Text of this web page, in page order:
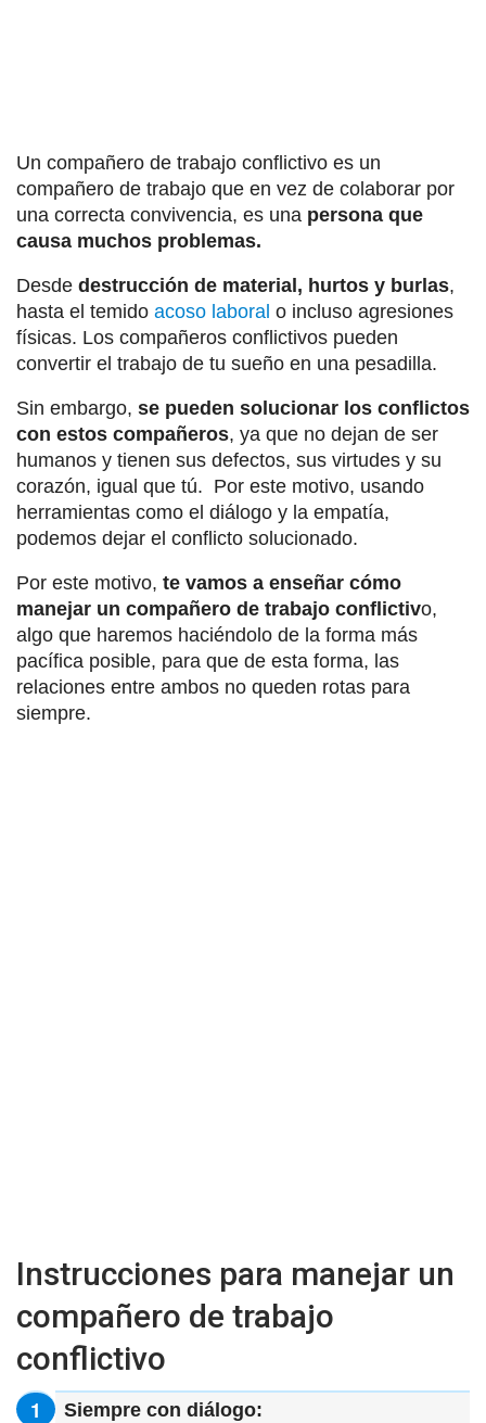
Un compañero de trabajo conflictivo es un
compañero de trabajo que en vez de colaborar por
una correcta convivencia, es una persona que
causa muchos problemas.
Desde destrucción de material, hurtos y burlas,
hasta el temido acoso laboral o incluso agresiones
físicas. Los compañeros conflictivos pueden
convertir el trabajo de tu sueño en una pesadilla.
Sin embargo, se pueden solucionar los conflictos
con estos compañeros, ya que no dejan de ser
humanos y tienen sus defectos, sus virtudes y su
corazón, igual que tú. Por este motivo, usando
herramientas como el diálogo y la empatía,
podemos dejar el conflicto solucionado.
Por este motivo, te vamos a enseñar cómo
manejar un compañero de trabajo conflictivo,
algo que haremos haciéndolo de la forma más
pacífica posible, para que de esta forma, las
relaciones entre ambos no queden rotas para
siempre.
Instrucciones para manejar un
compañero de trabajo
conflictivo
Siempre con diálogo: